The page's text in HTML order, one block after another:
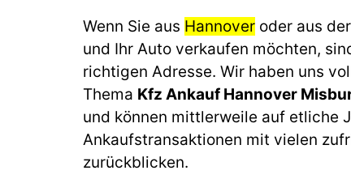
Wenn Sie aus Hannover oder aus
und Ihr Auto verkaufen möchten,
richtigen Adresse. Wir haben uns
Thema Kfz Ankauf Hannover
und können mittlerweile auf etliche
Ankaufstransaktionen mit vielen
zurückblicken.